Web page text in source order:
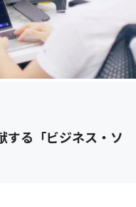
する「ビジネス・ソ